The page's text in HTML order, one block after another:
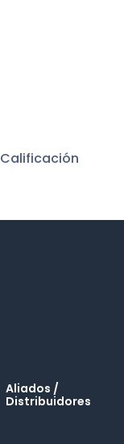
Aliados /
Distribuidores